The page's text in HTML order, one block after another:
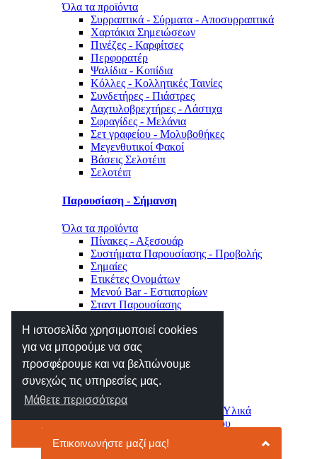
Η ιστοσελίδα χρησιμοποιεί cookies
για να μπορούμε να σας
προσφέρουμε και να βελτιώνουμε
συνεχώς τις υπηρεσίες μας.
Μάθετε περισσότερα
Όλα τα προϊόντα
Συρραπτικά - Σύρματα - Αποσυρραπτικά
Χαρτάκια Σημειώσεων
Πινέζες - Καρφίτσες
Περφορατέρ
Ψαλίδια - Κοπίδια
Κόλλες - Κολλητικές Ταινίες
Συνδετήρες - Πιάστρες
Δαχτυλοβρεχτήρες - Λάστιχα
Σφραγίδες - Μελάνια
Σετ γραφείου - Μολυβοθήκες
Μεγενθυτικοί Φακοί
Βάσεις Σελοτέιπ
Σελοτέιπ
Παρουσίαση - Σήμανση
Όλα τα προϊόντα
Πίνακες - Αξεσουάρ
Συστήματα Παρουσίασης - Προβολής
Σημαίες
Ετικέτες Ονομάτων
Μενού Bar - Εστιατορίων
Σταντ Παρουσίασης
Μηχανές Γραφείου
Όλα τα προϊόντα
Αριθμομηχανές
Ετικετογράφοι - Αναλώσιμα
Μηχανές Πλαστικοποίησης - Υλικά
Φωτιστικά - Ρολόγια Γραφείου
Συρτάρια - Συρταριέρες
Κλειδοθήκες - Γραμματοκιβώτια